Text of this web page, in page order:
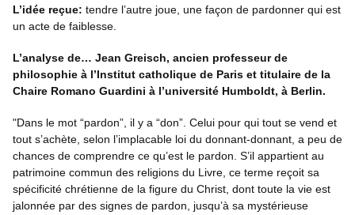
L’idée reçue: tendre l’autre joue, une façon de pardonner qui est
un acte de faiblesse.
L’analyse de… Jean Greisch, ancien professeur de
philosophie à l’Institut catholique de Paris et titulaire de la
Chaire Romano Guardini à l’université Humboldt, à Berlin.
"Dans le mot “pardon”, il y a “don”. Celui pour qui tout se vend et
tout s’achète, selon l’implacable loi du donnant-donnant, a peu de
chances de comprendre ce qu’est le pardon. S’il appartient au
patrimoine commun des religions du Livre, ce terme reçoit sa
spécificité chrétienne de la figure du Christ, dont toute la vie est
jalonnée par des signes de pardon, jusqu’à sa mystérieuse